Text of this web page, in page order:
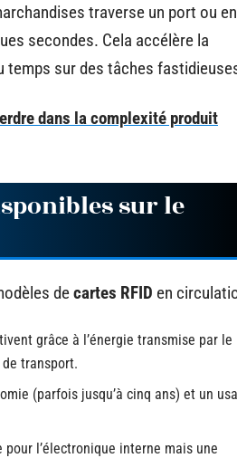
traverse un port ou
secondes. Cela accélère la
temps sur des tâches
dans la complexité produit
sur le
decartes RFID en
grâce à l’énergie transmise par le
transport.
(parfois jusqu’à cinq ans) et un
l’électronique interne mais une